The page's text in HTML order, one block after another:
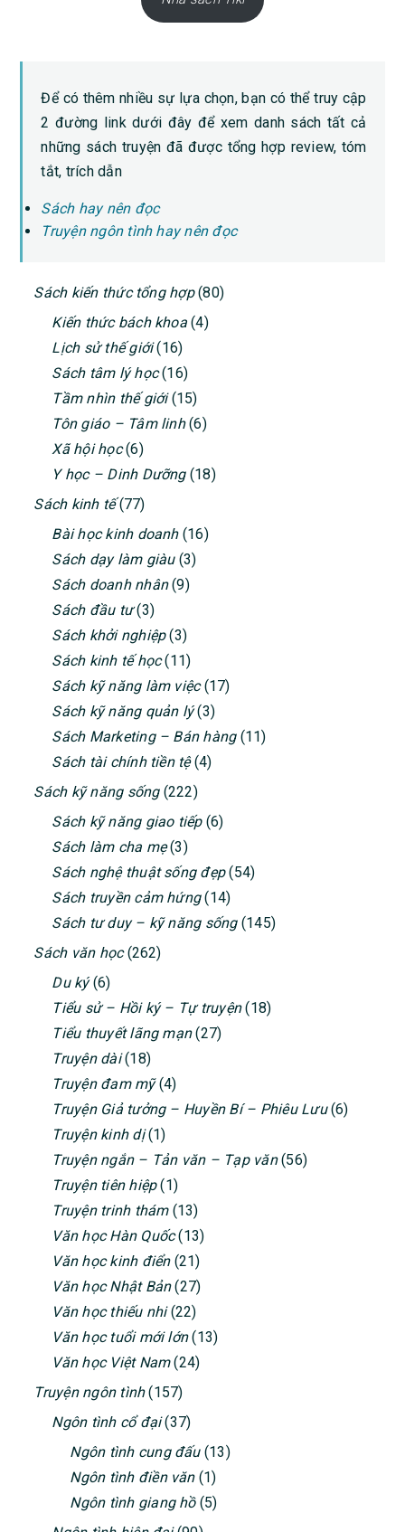
2 đường link dưới đây để xem danh sách tất cả
những sách truyện đã được tổng hợp review, tóm
tắt, trích dẫn
Truyện ngôn tình hay nên đọc
PRIMARY
SIDEBAR
Kiến thức bách khoa(4)
Lịch sử thế giới (16)
Sách tâm lý học(16)
Tầm nhìn thế giới (15)
Tôn giáo – Tâm linh(6)
Xã hội học(6)
Y học – Dinh Dưỡng
Sách kinh tế (77)
Bài học kinh doanh
Sách dạy làm giàu(3)
Sách doanh nhân(9)
Sách đầu tư (3)
Sách khởi nghiệp
Sách kinh tế học(11)
Sách kỹ năng làm việc
Sách kỹ năng quản lý(3)
Sách Marketing – Bán hàng
Sách tài chính tiền tệ(4)
Sách kỹ năng sống(222)
Sách kỹ năng giao tiếp
Sách làm cha mẹ(3)
Sách nghệ thuật sống đẹp
Sách truyền cảm hứng(14)
Sách tư duy – kỹ năng sống
Sách văn học(262)
Du ký(6)
Tiểu sử – Hồi ký – Tự truyện
Tiểu thuyết lãng mạn(27)
Truyện dài(18)
Truyện đam mỹ
Truyện Giả tưởng – Huyền Bí – Phiêu Lưu
Truyện kinh dị(1)
Truyện ngắn – Tản văn – Tạp văn
Truyện tiên hiệp(1)
Truyện trinh thám (13)
Văn học Hàn Quốc(13)
Văn học kinh điển(21)
Văn học Nhật Bản (27)
Văn học thiếu nhi(22)
Văn học tuổi mới lớn(13)
Văn học Việt Nam(24)
Truyện ngôn tình (157)
Ngôn tình cổ đại(37)
Ngôn tình cung đấu
Ngôn tình điền văn(1)
Ngôn tình giang hồ (5)
Ngôn tình hiện đại(90)